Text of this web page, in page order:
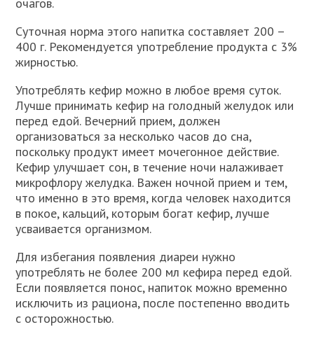
очагов.
Суточная норма этого напитка составляет 200 –
400 г. Рекомендуется употребление продукта с 3%
жирностью.
Употреблять кефир можно в любое время суток.
Лучше принимать кефир на голодный желудок или
перед едой. Вечерний прием, должен
организоваться за несколько часов до сна,
поскольку продукт имеет мочегонное действие.
Кефир улучшает сон, в течение ночи налаживает
микрофлору желудка. Важен ночной прием и тем,
что именно в это время, когда человек находится
в покое, кальций, которым богат кефир, лучше
усваивается организмом.
Для избегания появления диареи нужно
употреблять не более 200 мл кефира перед едой.
Если появляется понос, напиток можно временно
исключить из рациона, после постепенно вводить
с осторожностью.